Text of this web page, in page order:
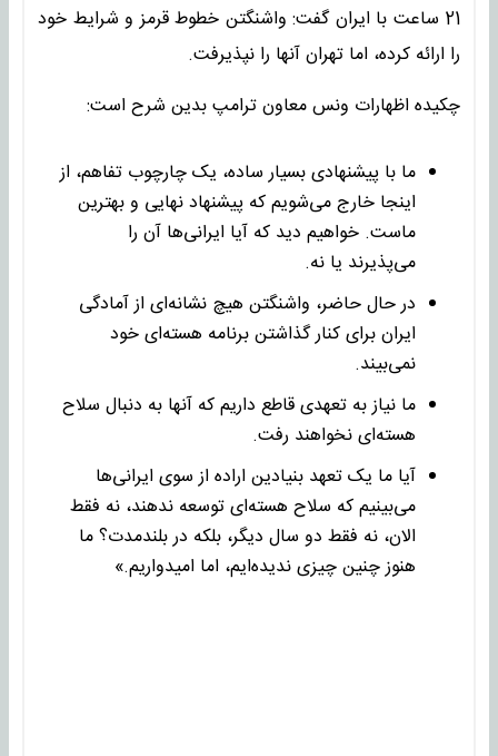
21 ساعت با ایران گفت: واشنگتن خطوط قرمز و شرایط خود
را ارائه کرده، اما تهران آنها را نپذیرفت.
چکیده اظهارات ونس معاون ترامپ بدین شرح است:
ما با پیشنهادی بسیار ساده، یک چارچوب تفاهم، از
اینجا خارج می‌شویم که پیشنهاد نهایی و بهترین
ماست. خواهیم دید که آیا ایرانی‌ها آن را
می‌پذیرند یا نه.
در حال حاضر، واشنگتن هیچ نشانه‌ای از آمادگی
ایران برای کنار گذاشتن برنامه هسته‌ای خود
نمی‌بیند.
ما نیاز به تعهدی قاطع داریم که آنها به دنبال سلاح
هسته‌ای نخواهند رفت.
آیا ما یک تعهد بنیادین اراده از سوی ایرانی‌ها
می‌بینیم که سلاح هسته‌ای توسعه ندهند، نه فقط
الان، نه فقط دو سال دیگر، بلکه در بلندمدت؟ ما
هنوز چنین چیزی ندیده‌ایم، اما امیدواریم.»